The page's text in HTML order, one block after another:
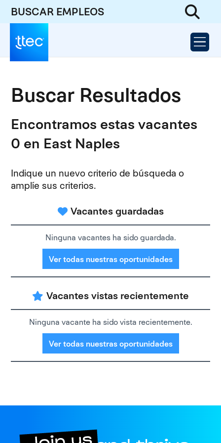
BUSCAR EMPLEOS
Buscar Resultados
Encontramos estas vacantes
0 en East Naples
Indique un nuevo criterio de búsqueda o
amplíe sus criterios.
Vacantes guardadas
Ninguna vacantes ha sido guardada.
Ver todas nuestras oportunidades
Vacantes vistas recientemente
Ninguna vacante ha sido vista recientemente.
Ver todas nuestras oportunidades